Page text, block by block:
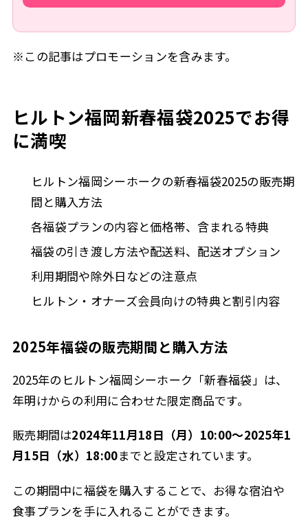
※この記事はプロモーションを含みます。
ヒルトン福岡新春福袋2025でお得
に満喫
ヒルトン福岡シーホークの新春福袋2025の販売期
間と購入方法
各福袋プランの内容と価格帯、含まれる特典
福袋の引き渡し方法や配送料、配送オプション
利用期間や除外日などの注意点
ヒルトン・オナーズ会員向けの特典と割引内容
2025年福袋の販売期間と購入方法
2025年のヒルトン福岡シーホーク「新春福袋」は、
年明けからの利用に合わせた限定商品です。
販売期間は2024年11月18日（月）10:00〜2025年1
月15日（水）18:00までと設定されています。
この期間中に福袋を購入することで、お得な宿泊や
食事プランを手に入れることができます。